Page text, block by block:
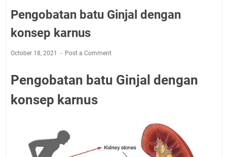
Pengobatan batu Ginjal dengan
konsep karnus
October 18, 2021 Post a Comment
Pengobatan batu Ginjal dengan
konsep karnus